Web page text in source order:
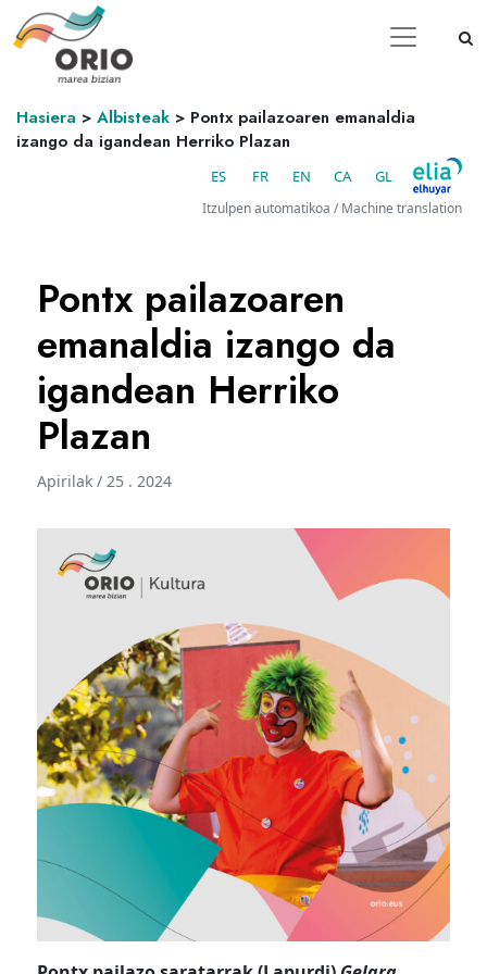
Hasiera > Albisteak > Pontx pailazoaren emanaldia
izango da igandean Herriko Plazan
ES FR EN CA GL
Itzulpen automatikoa / Machine translation
Pontx pailazoaren
emanaldia izango da
igandean Herriko
Plazan
Apirilak / 25 . 2024